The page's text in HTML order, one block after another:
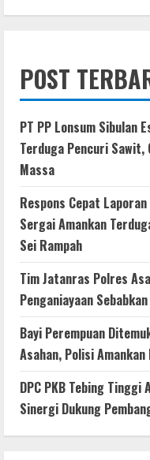
POST
PT PP Lonsum Sibulan
Terduga Pencuri Sawit,
Massa
Respons Cepat
Sergai Amankan
Sei Rampah
Tim Jatanras Polres
Penganiayaan
Bayi Perempuan
Asahan, Polisi
DPC PKB Tebing
Sinergi Dukung